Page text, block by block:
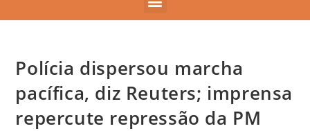
Polícia dispersou marcha
pacífica, diz Reuters; imprensa
repercute repressão da PM